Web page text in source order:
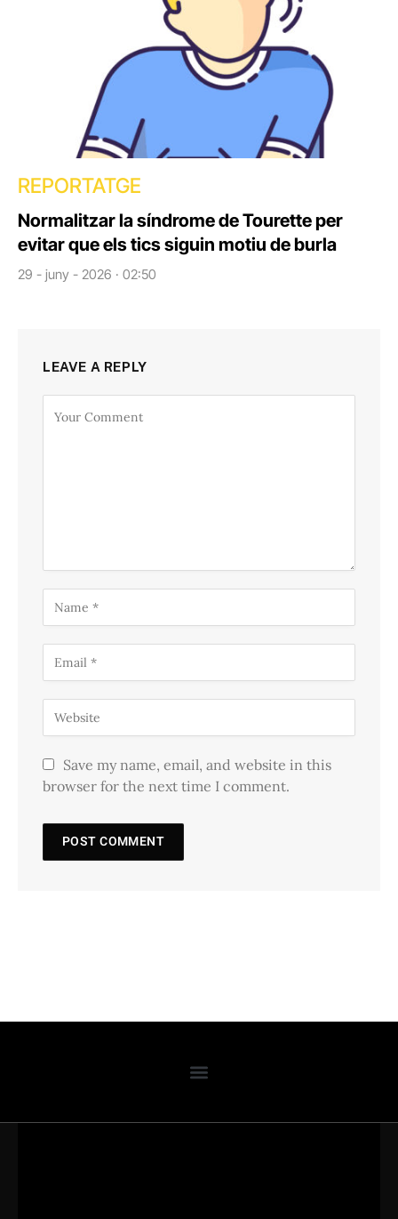
REPORTATGE
Normalitzar la síndrome de Tourette per
evitar que els tics siguin motiu de burla
29 - juny - 2026 · 02:50
LEAVE A REPLY
Save my name, email, and website in this
browser for the next time I comment.